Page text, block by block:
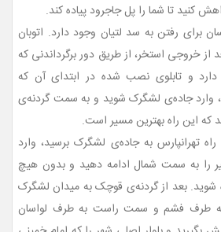
کنید تا شما را پل جاجرود پیاده کند.
برای رفتن به سد لتیان وجود دارد. اتوبان
از خروجی استخر، از طریق دور برگرداندنی که
و تابلوی نصب شده در ابتدای آن که
وارد جاده‌ی لشگرک شوید و به سمت گردنه‌ی
که این راه بهترین مسیر است.
تهرانپارس به جاده‌ی لشگرک برسید، وارد
را به سمت شمال ادامه دهید و بدون هیچ
بعد از گردنه‌ی قوچک به میدان لشگرک
طرف فشم و سمت راست به طرف لواسان